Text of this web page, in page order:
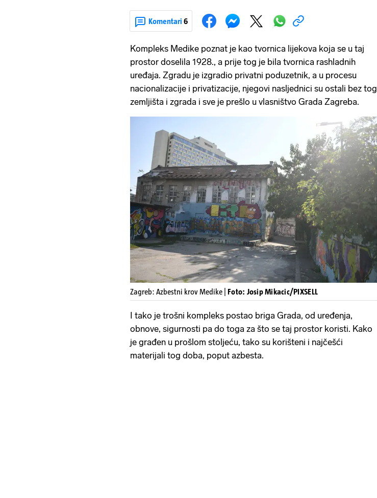
Komentari 6
Kompleks Medike poznat je kao tvornica lijekova koja se u taj
prostor doselila 1928., a prije tog je bila tvornica rashladnih
uređaja. Zgradu je izgradio privatni poduzetnik, a u procesu
nacionalizacije i privatizacije, njegovi nasljednici su ostali bez tog
zemljišta i zgrada i sve je prešlo u vlasništvo Grada Zagreba.
Zagreb: Azbestni krov Medike | Foto: Josip Mikacic/PIXSELL
I tako je trošni kompleks postao briga Grada, od uređenja,
obnove, sigurnosti pa do toga za što se taj prostor koristi. Kako
je građen u prošlom stoljeću, tako su korišteni i najčešći
materijali tog doba, poput azbesta.